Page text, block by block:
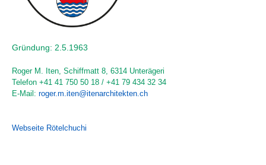
Gründung: 2.5.1963
Roger M. Iten, Schiffmatt 8, 6314 Unterägeri
Telefon +41 41 750 50 18 / +41 79 434 32 34
E-Mail: roger.m.iten@itenarchitekten.ch
Webseite Rötelchuchi